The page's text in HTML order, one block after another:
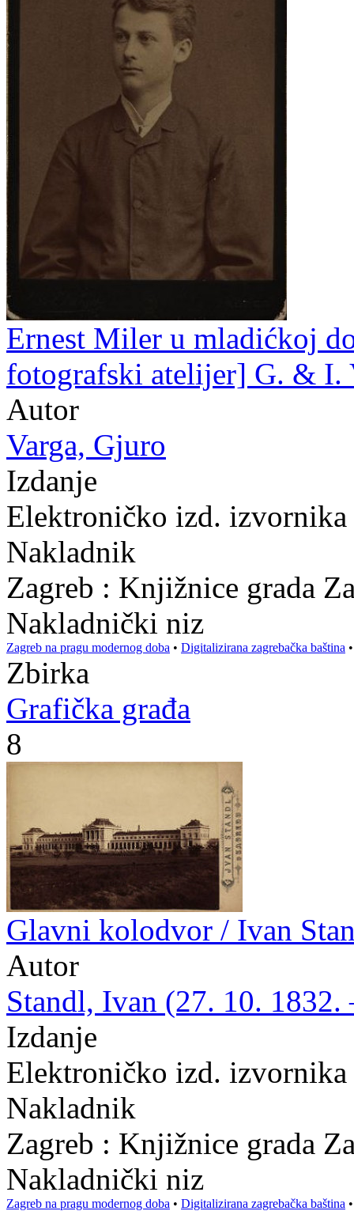
Ernest Miler u mladićkoj
fotografski atelijer] G. & I.
Autor
Varga, Gjuro
Izdanje
Elektroničko izd. izvornika
Nakladnik
Zagreb : Knjižnice grada
Nakladnički niz
Zagreb na pragu modernog doba • Digitalizirana zagrebačka baština
Zbirka
Grafička građa
8
Glavni kolodvor / Ivan
Autor
Standl, Ivan (27. 10. 1832.
Izdanje
Elektroničko izd. izvornika
Nakladnik
Zagreb : Knjižnice grada
Nakladnički niz
Zagreb na pragu modernog doba • Digitalizirana zagrebačka baština